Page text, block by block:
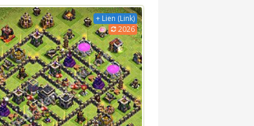
+ Lien (Link)
2026